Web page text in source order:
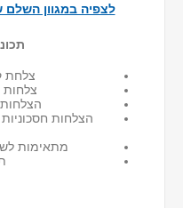
לצפיה במגוון השלם
צלחת
צלחות
הצלחות
מתאימות